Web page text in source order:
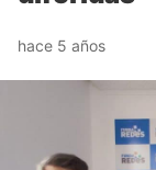
hace 5 años